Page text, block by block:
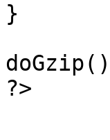
}
?>